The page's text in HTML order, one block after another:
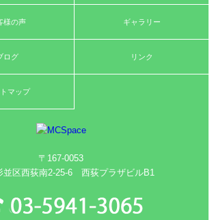
様の声 ギャラリー
ログ リンク
マップ
〒167-0053
並区西荻南2-25-6 西荻プラザビルB1